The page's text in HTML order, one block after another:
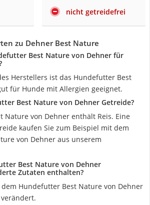
nicht getreidefrei
zu Dehner Best Nature
Best Nature von Dehner für
Herstellers ist das Hundefutter Best
für Hunde mit Allergien geeignet.
Best Nature von Dehner Getreide?
Nature von Dehner enthält Reis. Eine
kaufen Sie zum Beispiel mit dem
von Dehner aus unserem
Best Nature von Dehner
Zutaten enthalten?
Hundefutter Best Nature von Dehner